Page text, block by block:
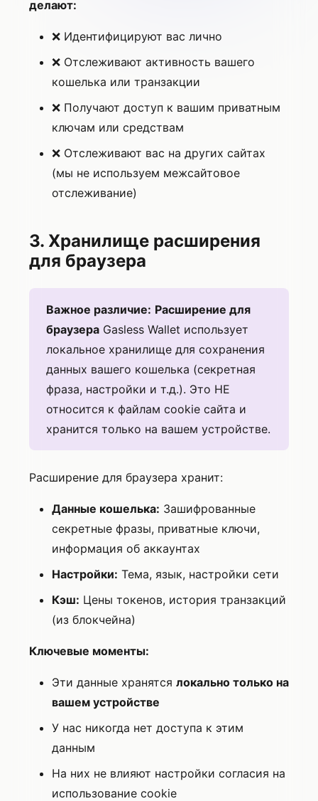
делают:
❌ Идентифицируют вас лично
❌ Отслеживают активность вашего
кошелька или транзакции
❌ Получают доступ к вашим приватным
ключам или средствам
❌ Отслеживают вас на других сайтах
(мы не используем межсайтовое
отслеживание)
3. Хранилище расширения
для браузера
Важное различие: Расширение для
браузера Gasless Wallet использует
локальное хранилище для сохранения
данных вашего кошелька (секретная
фраза, настройки и т.д.). Это НЕ
относится к файлам cookie сайта и
хранится только на вашем устройстве.
Расширение для браузера хранит:
Данные кошелька: Зашифрованные
секретные фразы, приватные ключи,
информация об аккаунтах
Настройки: Тема, язык, настройки сети
Кэш: Цены токенов, история транзакций
(из блокчейна)
Ключевые моменты:
Эти данные хранятся локально только на
вашем устройстве
У нас никогда нет доступа к этим
данным
На них не влияют настройки согласия на
использование cookie